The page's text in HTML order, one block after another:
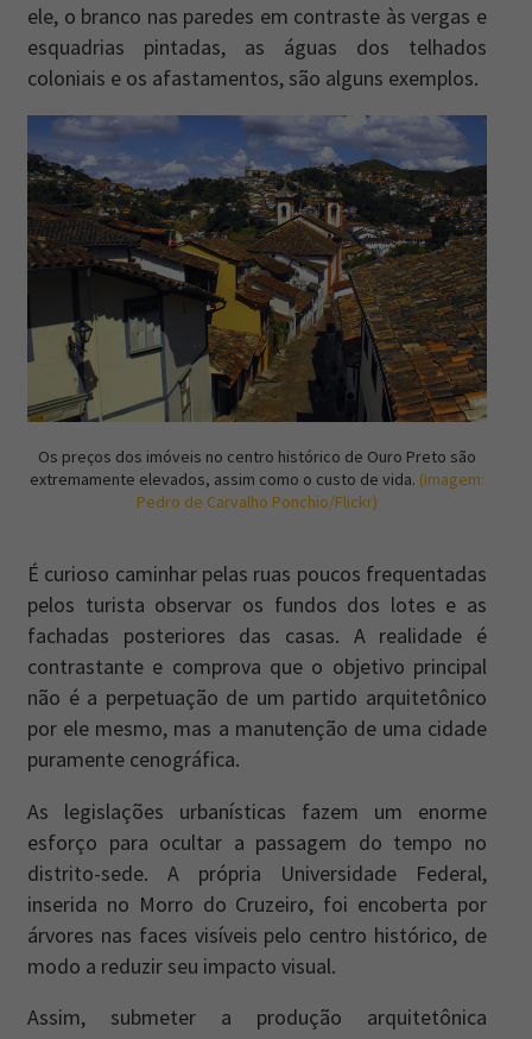
ele, o branco nas paredes em contraste às vergas e
esquadrias pintadas, as águas dos telhados
coloniais e os afastamentos, são alguns exemplos.
Os preços dos imóveis no centro histórico de Ouro Preto são
extremamente elevados, assim como o custo de vida. (Imagem:
Pedro de Carvalho Ponchio/Flickr)
É curioso caminhar pelas ruas poucos frequentadas
pelos turista observar os fundos dos lotes e as
fachadas posteriores das casas. A realidade é
contrastante e comprova que o objetivo principal
não é a perpetuação de um partido arquitetônico
por ele mesmo, mas a manutenção de uma cidade
puramente cenográfica.
As legislações urbanísticas fazem um enorme
esforço para ocultar a passagem do tempo no
distrito-sede. A própria Universidade Federal,
inserida no Morro do Cruzeiro, foi encoberta por
árvores nas faces visíveis pelo centro histórico, de
modo a reduzir seu impacto visual.
Assim, submeter a produção arquitetônica